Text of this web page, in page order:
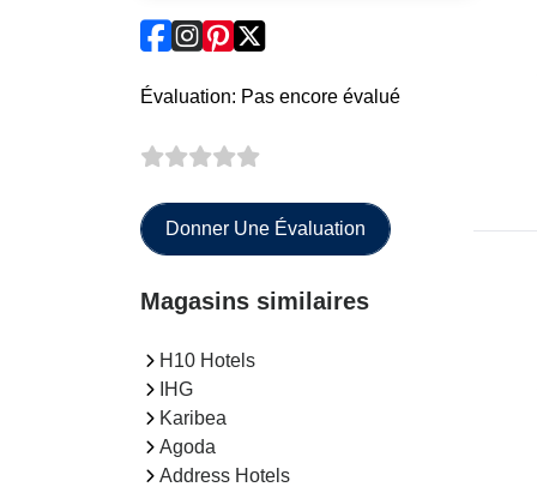
Évaluation: Pas encore évalué
Donner Une Évaluation
Magasins similaires
H10 Hotels
IHG
Karibea
Agoda
Address Hotels